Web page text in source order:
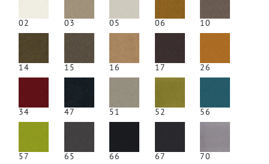
02 03 05 06 10
14 15 16 17 26
34 47 51 52 56
57 65 66 67 70